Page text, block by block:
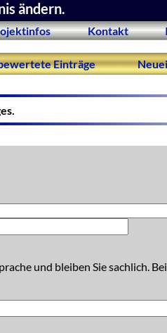
ändern.
Kontakt
Einträge
und bleiben Sie sachlich.